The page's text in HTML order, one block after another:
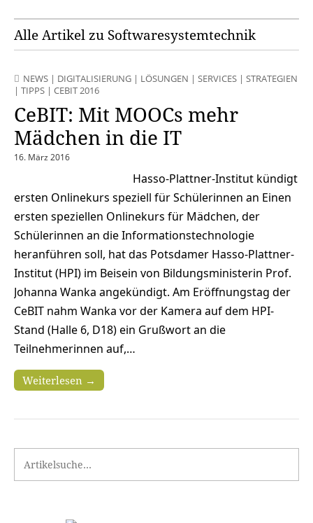
Alle Artikel zu Softwaresystemtechnik
NEWS | DIGITALISIERUNG | LÖSUNGEN | SERVICES | STRATEGIEN
| TIPPS | CEBIT 2016
CeBIT: Mit MOOCs mehr
Mädchen in die IT
16. März 2016
Hasso-Plattner-Institut kündigt
ersten Onlinekurs speziell für Schülerinnen an Einen
ersten speziellen Onlinekurs für Mädchen, der
Schülerinnen an die Informationstechnologie
heranführen soll, hat das Potsdamer Hasso-Plattner-
Institut (HPI) im Beisein von Bildungsministerin Prof.
Johanna Wanka angekündigt. Am Eröffnungstag der
CeBIT nahm Wanka vor der Kamera auf dem HPI-
Stand (Halle 6, D18) ein Grußwort an die
Teilnehmerinnen auf,…
Weiterlesen →